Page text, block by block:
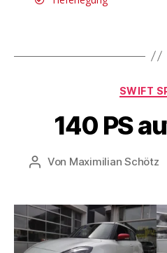
SWIFT
140 PS
Von Maximilian Schötz